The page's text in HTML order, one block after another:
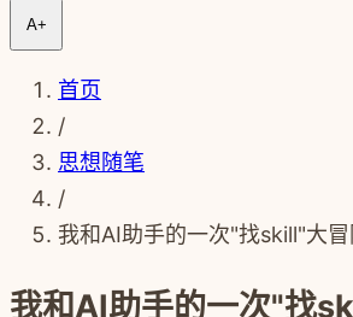
A+
首页
/
思想随笔
/
我和AI助手的一次"找skill"大
我和AI助手的一次"找